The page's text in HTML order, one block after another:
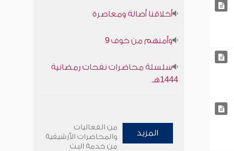
أخلاقنا أصالة ومعاصرة
وأمنهم من خوف 9
سلسلة محاضرات نفحات رمضانية
1444هـ
المزيد
من الفعاليات
والمحاضرات الأرشيفية
من خدمة البث